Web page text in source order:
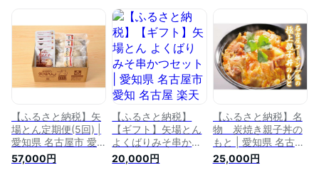
援品 返礼品 支援 返
礼 お礼の品 お取り
寄せグルメ 取り寄せ
グルメ お取り寄せ
食品 うなぎ ウナギ
鰻 魚介 魚介類 うな
支援品 返礼品 支援
返礼 お取り寄せグル
メ 取り寄せ グルメ
お取り寄せ うなぎ
国産 鰻 ウナギ 国産
鰻 国産うなぎ 蒲焼
き 魚介 魚介類 うな
ぎ蒲焼き 鰻蒲焼き
税 支援品 返礼品 支
援 返礼 お礼の品 お
取り寄せグルメ 取り
寄せ グルメ お取り
寄せ 食品 名古屋め
し 名古屋名物 ご当
ット おかず
【ふるさと納税】矢
場とん定期便(5回) |
愛知県 名古屋市 愛
知 名古屋 楽天ふる
さと 納税 支援品 返
57,000円
【ふるさと納税】
【ギフト】矢場とん
よくばりみそ串かつ
セット | 愛知県 名古
屋市 愛知 名古屋 楽
20,000円
【ふるさと納税】名
物 炭焼き親子丼の
もと | 愛知県 名古屋
市 愛知 名古屋 楽天
ふるさと 納税 支援
25,000円